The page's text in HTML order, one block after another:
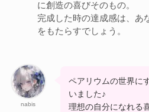
に創造の喜びそのもの。
完成した時の達成感は、あ
をもたらすでしょう。
nabis
ペアリウムの世界に
いました♪
理想の自分になれる